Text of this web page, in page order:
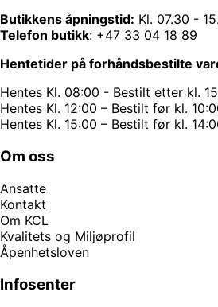
Butikkens åpningstid: Kl. 07.30 -
Telefon butikk: +47 33 04 18 89
Hentetider på forhåndsbestilte
Hentes Kl. 08:00 - Bestilt etter kl.
Hentes Kl. 12:00 – Bestilt før kl.
Hentes Kl. 15:00 – Bestilt før kl.
Om oss
Ansatte
Kontakt
Om KCL
Kvalitets og Miljøprofil
Åpenhetsloven
Infosenter